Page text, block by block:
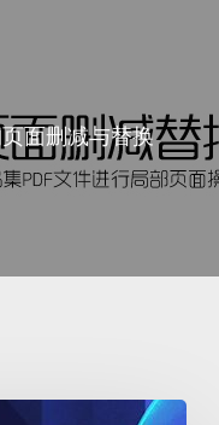
面删减与替换